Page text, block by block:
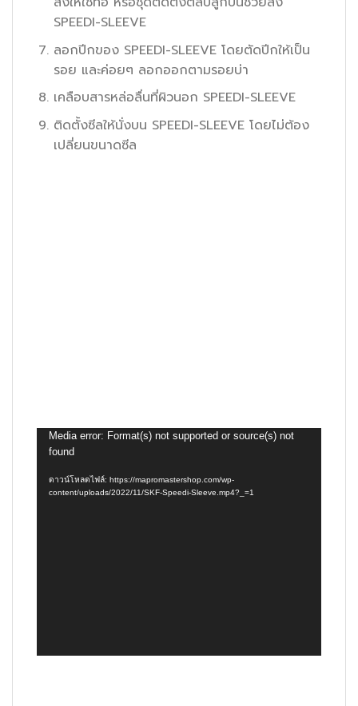
SPEEDI-SLEEVE
ลอกปีกของ SPEEDI-SLEEVE โดยตัดปีกให้เป็น
รอย และค่อยๆ ลอกออกตามรอยบ่า
เคลือบสารหล่อลื่นที่ผิวนอก SPEEDI-SLEEVE
ติดตั้งซีลให้นั่งบน SPEEDI-SLEEVE โดยไม่ต้อง
เปลี่ยนขนาดซีล
ตัว
เล่น
ไฟล์
วิดีโอ
Media error: Format(s) not supported or source(s) not
found
ดาวน์โหลดไฟล์: https://mapromastershop.com/wp-
content/uploads/2022/11/SKF-Speedi-Sleeve.mp4?_=1